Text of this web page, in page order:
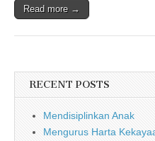
Read more →
RECENT POSTS
Mendisiplinkan Anak
Mengurus Harta